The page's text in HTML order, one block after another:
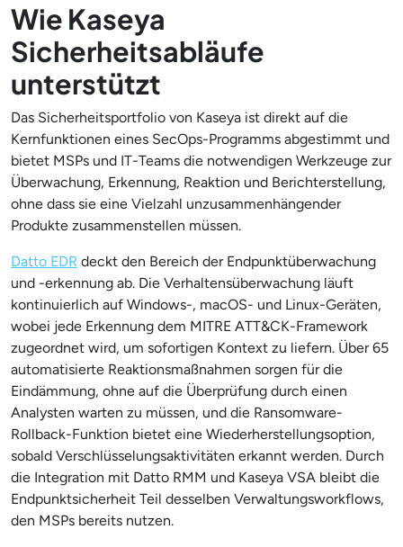
Wie Kaseya
Sicherheitsabläufe
unterstützt
Das Sicherheitsportfolio von Kaseya ist direkt auf die
Kernfunktionen eines SecOps-Programms abgestimmt und
bietet MSPs und IT-Teams die notwendigen Werkzeuge zur
Überwachung, Erkennung, Reaktion und Berichterstellung,
ohne dass sie eine Vielzahl unzusammenhängender
Produkte zusammenstellen müssen.
Datto EDR deckt den Bereich der Endpunktüberwachung
und -erkennung ab. Die Verhaltensüberwachung läuft
kontinuierlich auf Windows-, macOS- und Linux-Geräten,
wobei jede Erkennung dem MITRE ATT&CK-Framework
zugeordnet wird, um sofortigen Kontext zu liefern. Über 65
automatisierte Reaktionsmaßnahmen sorgen für die
Eindämmung, ohne auf die Überprüfung durch einen
Analysten warten zu müssen, und die Ransomware-
Rollback-Funktion bietet eine Wiederherstellungsoption,
sobald Verschlüsselungsaktivitäten erkannt werden. Durch
die Integration mit Datto RMM und Kaseya VSA bleibt die
Endpunktsicherheit Teil desselben Verwaltungsworkflows,
den MSPs bereits nutzen.